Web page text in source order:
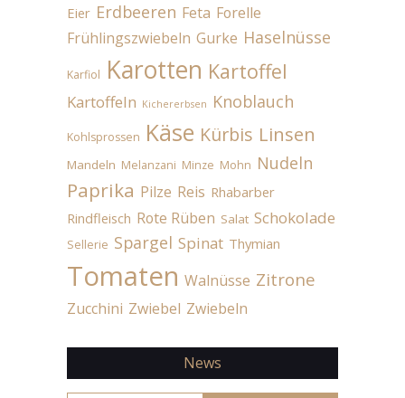
Eier Erdbeeren Feta Forelle
Frühlingszwiebeln Gurke Haselnüsse
Karfiol Karotten Kartoffel
Kartoffeln Kichererbsen Knoblauch
Kohlsprossen Käse Kürbis Linsen
Mandeln Melanzani Minze Mohn Nudeln
Paprika Pilze Reis Rhabarber
Rindfleisch Rote Rüben Salat Schokolade
Sellerie Spargel Spinat Thymian
Tomaten Walnüsse Zitrone
Zucchini Zwiebel Zwiebeln
News